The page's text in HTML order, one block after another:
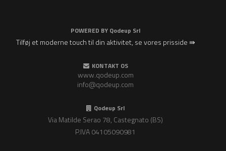
POWERED BY Qodeup Srl
Tilføj et moderne touch til din aktivitet, se vores prisside ⇛
KONTAKT OS
www.qodeup.com
info@qodeup.com
Qodeup Srl
Via Matilde Serao 78, Castegnato (BS)
P.IVA 04105090981